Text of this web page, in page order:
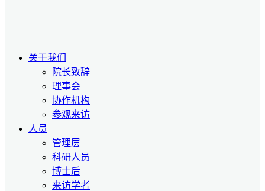
关于我们
院长致辞
理事会
协作机构
参观来访
人员
管理层
科研人员
博士后
来访学者